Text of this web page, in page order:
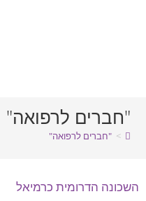
"חברים לרפואה"
> "חברים לרפואה"
השכונה הדרומית כרמיאל